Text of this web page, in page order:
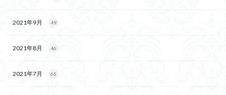
2021年9月 49
2021年8月 46
2021年7月 65